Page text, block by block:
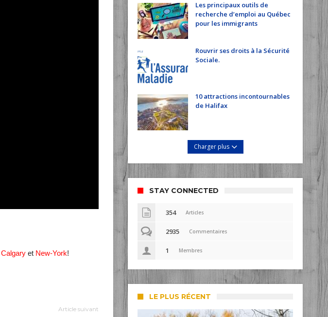
Calgary et New-York!
Article suivant
Les principaux outils de
recherche d’emploi au Québec
pour les immigrants
Rouvrir ses droits à la Sécurité
Sociale.
10 attractions incontournables
de Halifax
Charger plus
STAY CONNECTED
354 Articles
2935 Commentaires
1 Membres
LE PLUS RÉCENT